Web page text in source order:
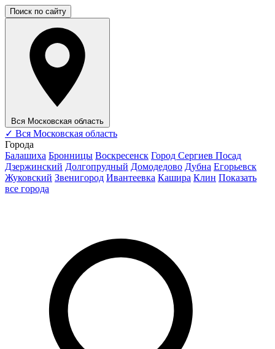
Поиск по сайту
Вся Московская область
✓ Вся Московская область
Города
Балашиха Бронницы Воскресенск Город Сергиев Посад
Дзержинский Долгопрудный Домодедово Дубна Егорьевск
Жуковский Звенигород Ивантеевка Кашира Клин Показать
все города